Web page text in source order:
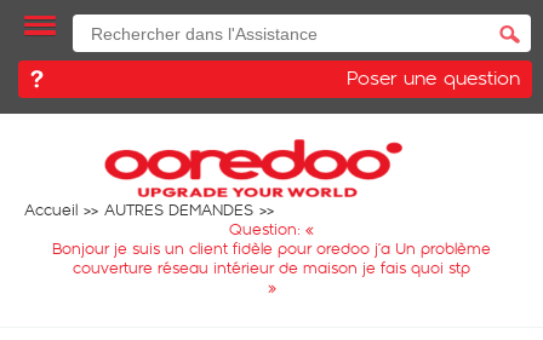
Poser une question
Accueil
AUTRES DEMANDES
Question: «
Bonjour je suis un client fidèle pour oredoo j’a Un problème
couverture réseau intérieur de maison je fais quoi stp
»